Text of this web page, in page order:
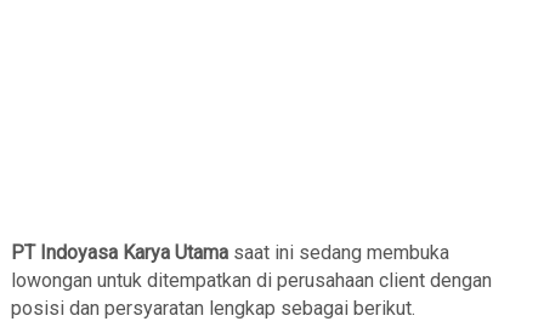
PT Indoyasa Karya Utama saat ini sedang membuka
lowongan untuk ditempatkan di perusahaan client dengan
posisi dan persyaratan lengkap sebagai berikut.